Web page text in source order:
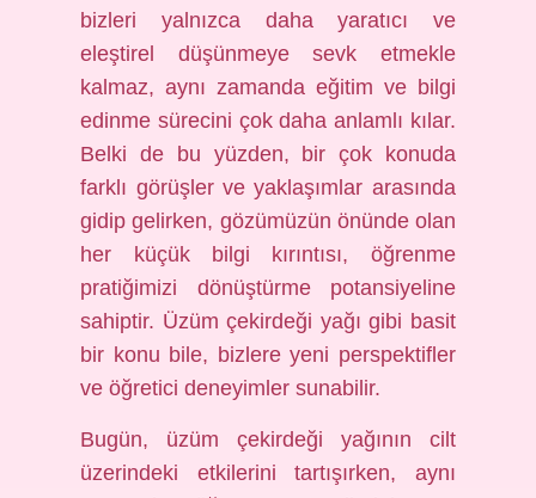
bizleri yalnızca daha yaratıcı ve
eleştirel düşünmeye sevk etmekle
kalmaz, aynı zamanda eğitim ve bilgi
edinme sürecini çok daha anlamlı kılar.
Belki de bu yüzden, bir çok konuda
farklı görüşler ve yaklaşımlar arasında
gidip gelirken, gözümüzün önünde olan
her küçük bilgi kırıntısı, öğrenme
pratiğimizi dönüştürme potansiyeline
sahiptir. Üzüm çekirdeği yağı gibi basit
bir konu bile, bizlere yeni perspektifler
ve öğretici deneyimler sunabilir.
Bugün, üzüm çekirdeği yağının cilt
üzerindeki etkilerini tartışırken, aynı